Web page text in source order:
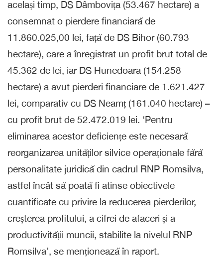
același timp, DS Dâmbovița (53.467 hectare) a
consemnat o pierdere financiară de
11.860.025,00 lei, față de DS Bihor (60.793
hectare), care a înregistrat un profit brut total de
45.362 de lei, iar DS Hunedoara (154.258
hectare) a avut pierderi financiare de 1.621.427
lei, comparativ cu DS Neamț (161.040 hectare) –
cu profit brut de 52.472.019 lei. ‘Pentru
eliminarea acestor deficiențe este necesară
reorganizarea unităților silvice operaționale fără
personalitate juridică din cadrul RNP Romsilva,
astfel încât să poată fi atinse obiectivele
cuantificate cu privire la reducerea pierderilor,
creșterea profitului, a cifrei de afaceri și a
productivității muncii, stabilite la nivelul RNP
Romsilva’, se menționează în raport.